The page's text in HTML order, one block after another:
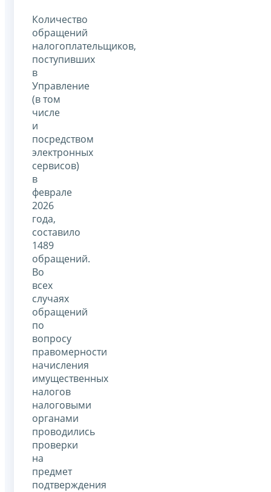
Количество
обращений
налогоплательщиков,
поступивших
в
Управление
(в том
числе
и
посредством
электронных
сервисов)
в
феврале
2026
года,
составило
1489
обращений.
Во
всех
случаях
обращений
по
вопросу
правомерности
начисления
имущественных
налогов
налоговыми
органами
проводились
проверки
на
предмет
подтверждения